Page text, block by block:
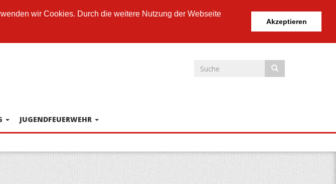
wir Cookies. Durch die weitere Nutzung der Webseite
Akzeptieren
Suchformular
JUGENDFEUERWEHR